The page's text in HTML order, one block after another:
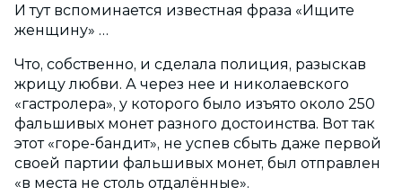
И тут вспоминается известная фраза «Ищите
женщину» …
Что, собственно, и сделала полиция, разыскав
жрицу любви. А через нее и николаевского
«гастролера», у которого было изъято около 250
фальшивых монет разного достоинства. Вот так
этот «горе-бандит», не успев сбыть даже первой
своей партии фальшивых монет, был отправлен
«в места не столь отдалённые».